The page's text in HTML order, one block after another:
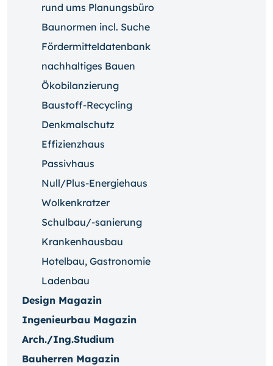
rund ums Planungsbüro
Baunormen incl. Suche
Fördermitteldatenbank
nachhaltiges Bauen
Ökobilanzierung
Baustoff-Recycling
Denkmalschutz
Effizienzhaus
Passivhaus
Null/Plus-Energiehaus
Wolkenkratzer
Schulbau/-sanierung
Krankenhausbau
Hotelbau, Gastronomie
Ladenbau
Design Magazin
Ingenieurbau Magazin
Arch./Ing.Studium
Bauherren Magazin